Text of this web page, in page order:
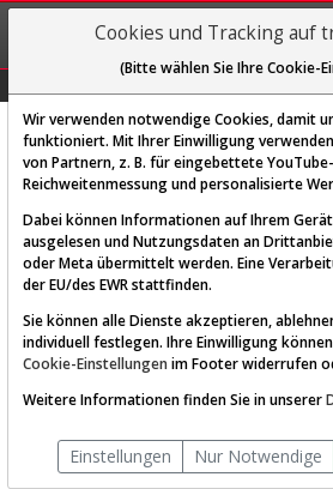
Diese Funktion ist
AKTIEN-TERMINAL
Die Aktienanalyse-
TraderFox
Cookies und Tracking auf
(Bitte wählen Sie Ihre Cookie-
Wir verwenden notwendige Cookies, damit
funktioniert. Mit Ihrer Einwilligung
von Partnern, z. B. für eingebettete
Reichweitenmessung und personalisierte
Dabei können Informationen auf Ihrem
ausgelesen und Nutzungsdaten an
oder Meta übermittelt werden. Eine
der EU/des EWR stattfinden.
Sie können alle Dienste akzeptieren,
individuell festlegen. Ihre Einwilligung
Cookie-Einstellungen im Footer widerrufen
Weitere Informationen finden Sie in unserer
Einstellungen Nur Notwendige